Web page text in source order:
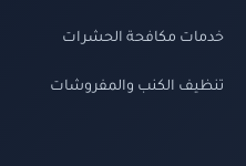
خدمات مكافحة الحشرات
تنظيف الكنب والمفروشات